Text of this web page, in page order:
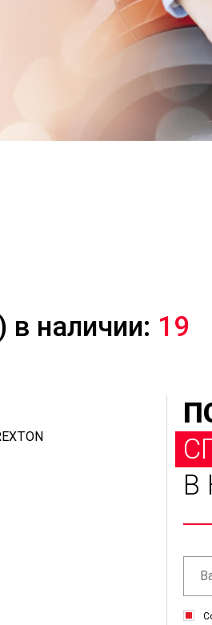
в наличии: 19
В